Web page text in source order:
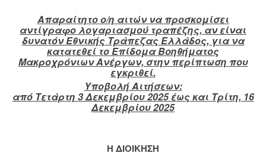
Απαραίτητο ο/η αιτών να προσκομίσει
αντίγραφο λογαριασμού τραπέζης, αν είναι
δυνατόν Εθνικής Τράπεζας Ελλάδος, για να
κατατεθεί το Επίδομα Βοηθήματος
Μακροχρόνιων Ανέργων, στην περίπτωση που
εγκριθεί.
Υποβολή Aιτήσεων:
από Τετάρτη 3 Δεκεμβρίου 2025 έως και Τρίτη, 16
Δεκεμβρίου 2025
Η ΔΙΟΙΚΗΣΗ